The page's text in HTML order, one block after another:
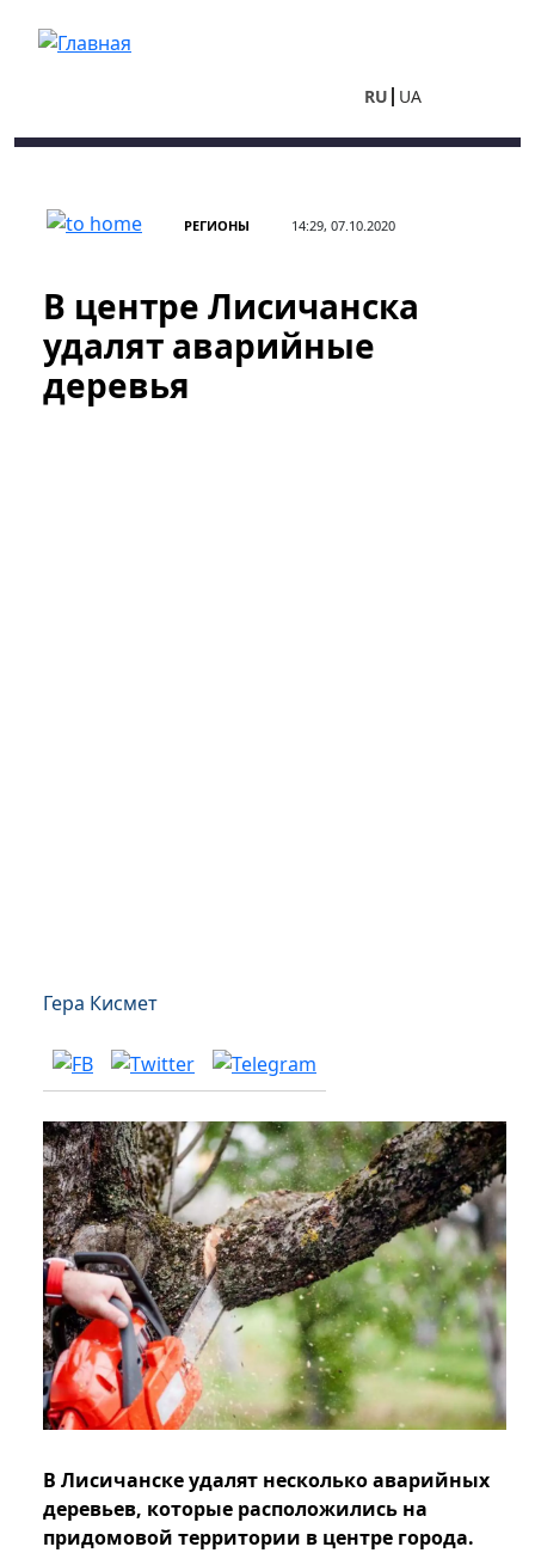
RU UA
РЕГИОНЫ 14:29, 07.10.2020
В центре Лисичанска
удалят аварийные
деревья
Гера Кисмет
В Лисичанске удалят несколько аварийных
деревьев, которые расположились на
придомовой территории в центре города.